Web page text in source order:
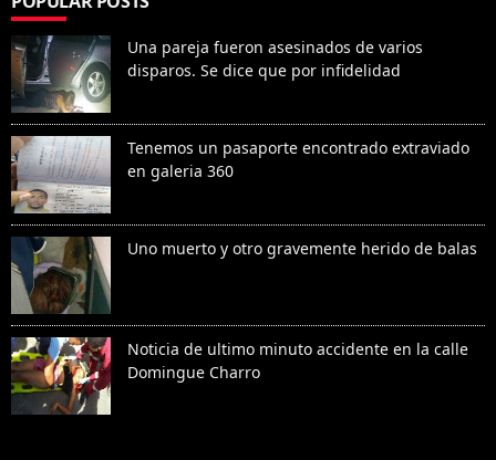
Una pareja fueron asesinados de varios
disparos. Se dice que por infidelidad
Tenemos un pasaporte encontrado extraviado
en galeria 360
Uno muerto y otro gravemente herido de balas
Noticia de ultimo minuto accidente en la calle
Domingue Charro